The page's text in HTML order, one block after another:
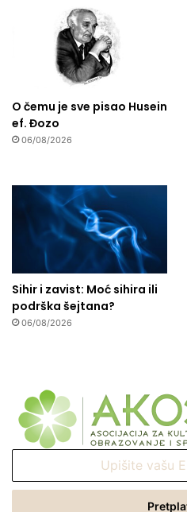
O čemu je sve pisao Husein
ef. Đozo
06/08/2026
Sihir i zavist: Moć sihira ili
podrška šejtana?
06/08/2026
Email